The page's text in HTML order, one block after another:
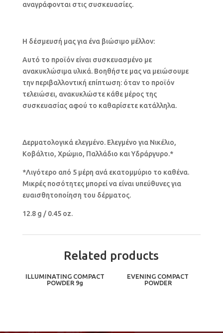
αναγράφονται στις συσκευασίες.
Η δέσμευσή μας για ένα βιώσιμο μέλλον:
Αυτό το προϊόν είναι συσκευασμένο με
ανακυκλώσιμα υλικά. Βοηθήστε μας να μειώσουμε
την περιβαλλοντική επίπτωση: όταν το προϊόν
τελειώσει, ανακυκλώστε κάθε μέρος της
συσκευασίας αφού το καθαρίσετε κατάλληλα.
Δερματολογικά ελεγμένο. Ελεγμένο για Νικέλιο,
Κοβάλτιο, Χρώμιο, Παλλάδιο και Υδράργυρο.*
*Λιγότερο από 5 μέρη ανά εκατομμύριο το καθένα.
Μικρές ποσότητες μπορεί να είναι υπεύθυνες για
ευαισθητοποίηση του δέρματος.
12.8 g / 0.45 oz.
Related products
ILLUMINATING COMPACT
POWDER 9g
EVENING COMPACT
POWDER